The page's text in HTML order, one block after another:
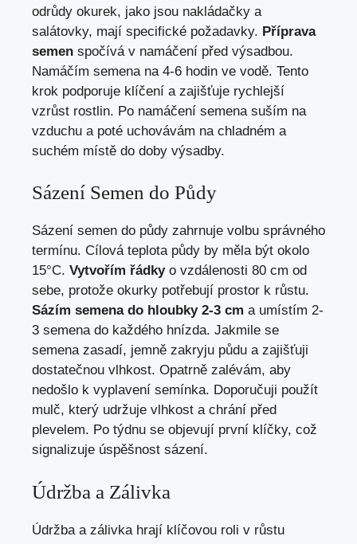
odrůdy okurek, jako jsou nakládačky a
salátovky, mají specifické požadavky. Příprava
semen spočívá v namáčení před výsadbou.
Namáčím semena na 4-6 hodin ve vodě. Tento
krok podporuje klíčení a zajišťuje rychlejší
vzrůst rostlin. Po namáčení semena suším na
vzduchu a poté uchovávám na chladném a
suchém místě do doby výsadby.
Sázení Semen do Půdy
Sázení semen do půdy zahrnuje volbu správného
termínu. Cílová teplota půdy by měla být okolo
15°C. Vytvořím řádkyo vzdálenosti 80 cm od
sebe, protože okurky potřebují prostor k růstu.
Sázím semena do hloubky 2-3 cm a umístím 2-
3 semena do každého hnízda. Jakmile se
semena zasadí, jemně zakryju půdu a zajišťuji
dostatečnou vlhkost. Opatrně zalévám, aby
nedošlo k vyplavení semínka. Doporučuji použít
mulč, který udržuje vlhkost a chrání před
plevelem. Po týdnu se objevují první klíčky, což
signalizuje úspěšnost sázení.
Údržba a Zálivka
Údržba a zálivka hrají klíčovou roli v růstu